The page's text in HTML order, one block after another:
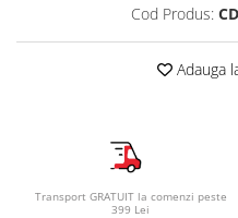
Cod Produs:
Adauga
Transport GRATUIT la comenzi peste
399 Lei